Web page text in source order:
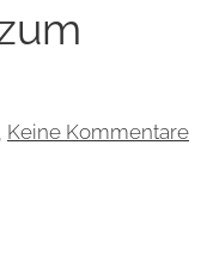
Keine Kommentare